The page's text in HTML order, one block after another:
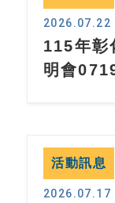
2026.07.22
115年彰
明會
活動訊息
2026.07.17